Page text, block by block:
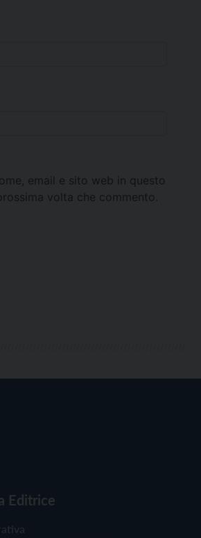
email e sito web in questo
volta che commento.
Editrice